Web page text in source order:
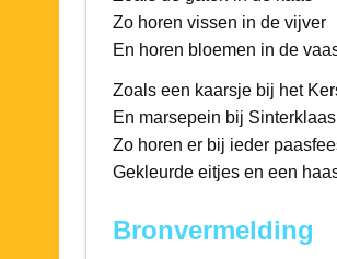
Zo horen vissen in de vijver
En horen bloemen in de
Zoals een kaarsje bij het
En marsepein bij Sinterklaas
Zo horen er bij ieder
Gekleurde eitjes en een
Bronvermelding